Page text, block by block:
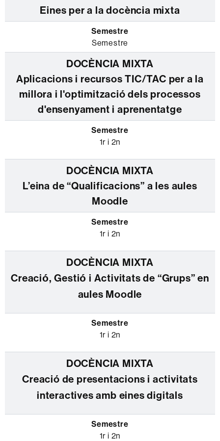
Eines per a la docència mixta
Semestre
Aplicacions i recursos TIC/TAC per a la
millora i l'optimització dels processos
d'ensenyament i aprenentatge
1r i 2n
L’eina de “Qualificacions” a les aules
Moodle
1r i 2n
Creació́, Gestió́ i Activitats de “Grups” en
aules Moodle
1r i 2n
Creació de presentacions i activitats
interactives amb eines digitals
1r i 2n